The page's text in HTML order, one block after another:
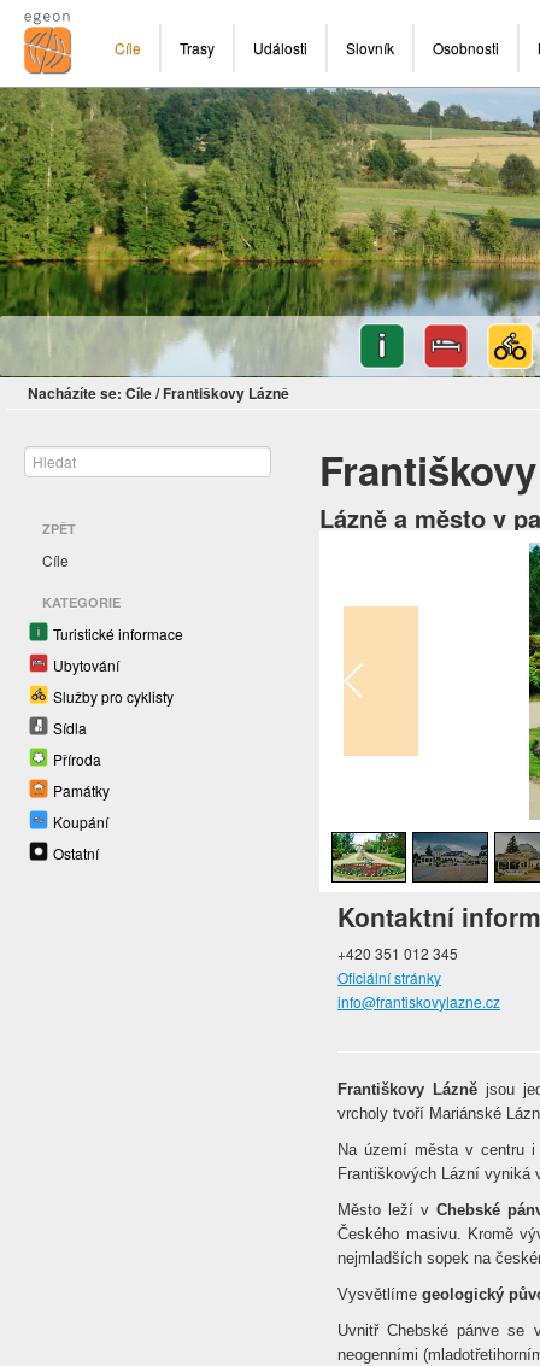
Cíle Trasy Události Slovník Osobnosti
Nacházíte se: Cíle/ Františkovy Lázně
ZPĚT
Cíle
KATEGORIE
Turistické informace
Ubytování
Služby pro cyklisty
Sídla
Příroda
Památky
Koupání
Ostatní
Lázně a město v
Kontaktní
+420 351 012 345
Oficiální stránky
info@frantiskovylazne.cz
Františkovy Lázně jsou
vrcholy tvoří Mariánské
Na území města v centru
Františkových Lázní vyniká
Město leží v Chebské
Českého masivu. Kromě
nejmladších sopek na
Vysvětlímegeologický
Uvnitř Chebské pánve se
neogenními